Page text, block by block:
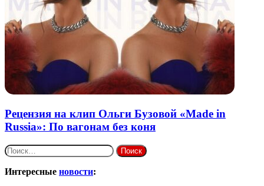
Рецензия на клип Ольги Бузовой «Made in
Russia»: По вагонам без коня
Найти:
Интересные новости: